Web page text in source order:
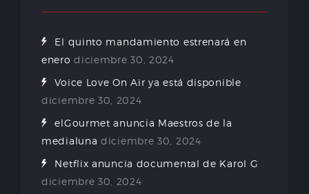
El quinto mandamiento estrenará en
enero diciembre 30, 2024
Voice Love On Air ya está disponible
diciembre 30, 2024
elGourmet anuncia Maestros de la
medialuna diciembre 30, 2024
Netflix anuncia documental de Karol G
diciembre 30, 2024